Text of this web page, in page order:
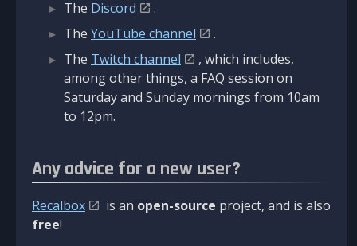
The Discord
.
The YouTube channel
.
The Twitch channel
, which includes,
among other things, a FAQ session on
Saturday and Sunday mornings from 10am
to 12pm.
Any advice for a new user?
Recalbox is an open-source project, and is also
free!